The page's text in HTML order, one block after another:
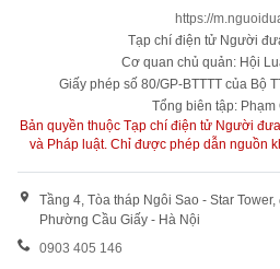
https://
Tạp chí điện tử Người
Cơ quan chủ quản: Hội
Giấy phép số 80/GP-BTTTT của Bộ
Tổng biên tập: Phạm
Bản quyền thuộc Tạp chí điện tử Người
và Pháp luật. Chỉ được phép dẫn nguồn
Tầng 4, Tòa tháp Ngôi Sao - Star
Phường Cầu Giấy - Hà Nội
0903 405 146